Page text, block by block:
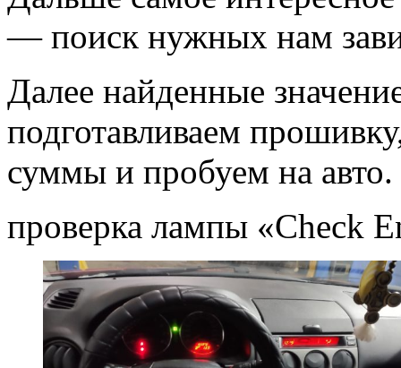
— поиск нужных нам
Далее найденные
подготавливаем
суммы и пробуем на авто.
проверка лампы «Check